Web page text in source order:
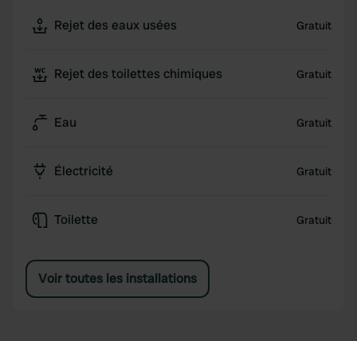
Rejet des eaux usées Gratuit
Rejet des toilettes chimiques Gratuit
Eau Gratuit
Électricité Gratuit
Toilette Gratuit
Voir toutes les installations